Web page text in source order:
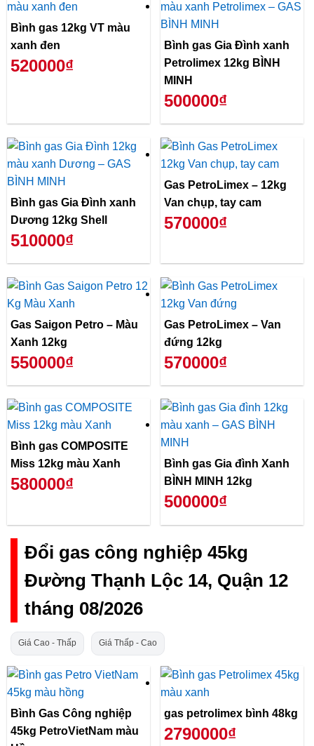
Bình gas 12kg VT màu
xanh đen
520000₫
Bình gas Gia Đình xanh
Petrolimex 12kg BÌNH
MINH
500000₫
Bình gas Gia Đình xanh
Dương 12kg Shell
510000₫
Gas PetroLimex – 12kg
Van chụp, tay cam
570000₫
Gas Saigon Petro – Màu
Xanh 12kg
550000₫
Gas PetroLimex – Van
đứng 12kg
570000₫
Bình gas COMPOSITE
Miss 12kg màu Xanh
580000₫
Bình gas Gia đình Xanh
BÌNH MINH 12kg
500000₫
Đổi gas công nghiệp 45kg
Đường Thạnh Lộc 14, Quận 12
tháng 08/2026
Giá Cao - Thấp Giá Thấp - Cao
Bình Gas Công nghiệp
45kg PetroVietNam màu
gas petrolimex bình 48kg
2790000₫